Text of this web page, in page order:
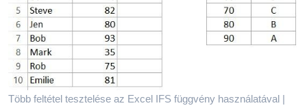
Több feltétel tesztelése az Excel IFS függvény használatával |